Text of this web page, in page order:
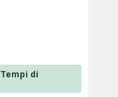
have per ogni
1,6 litri della
per
e un attrezzo
grande da 4,1
piccolo zaino -
se ha molti
di